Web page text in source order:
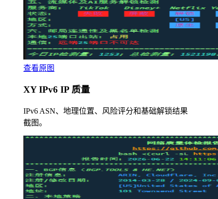
查看原图
XY IPv6 IP 质量
IPv6 ASN、地理位置、风险评分和基础解锁结果
截图。